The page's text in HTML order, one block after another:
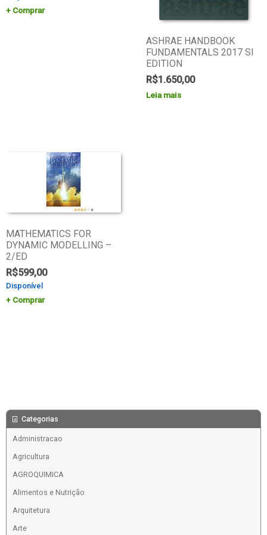
Comprar
ASHRAE HANDBOOK
FUNDAMENTALS 2017 SI
EDITION
R$1.650,00
Leia mais
MATHEMATICS FOR
DYNAMIC MODELLING –
2/ED
R$599,00
Disponível
Comprar
Categorias
Administracao
Agricultura
AGROQUIMICA
Alimentos e Nutrição
Arquitetura
Arte